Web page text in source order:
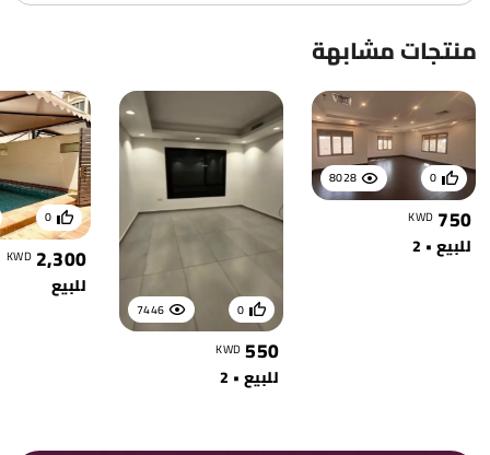
منتجات مشابهة
8028 0
750
KWD
للبيع • 2
7446 0
550
KWD
للبيع • 2
0
2,300
KWD
للبيع